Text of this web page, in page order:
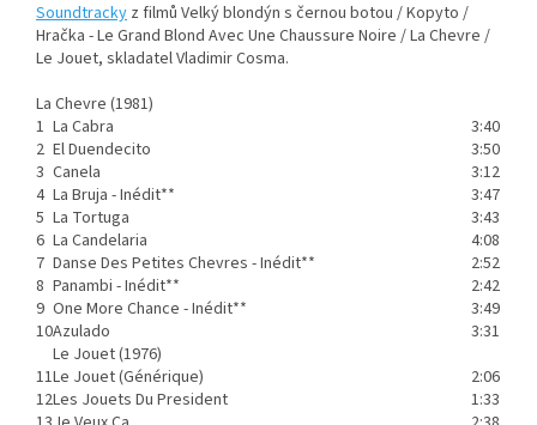
Soundtracky z filmů Velký blondýn s černou botou / Kopyto /
Hračka - Le Grand Blond Avec Une Chaussure Noire / La Chevre /
Le Jouet, skladatel Vladimir Cosma.
La Chevre (1981)
1 La Cabra
3:40
2 El Duendecito
3:50
3 Canela
3:12
4 La Bruja - Inédit**
3:47
5 La Tortuga
3:43
6 La Candelaria
4:08
7 Danse Des Petites Chevres - Inédit**
2:52
8 Panambi - Inédit**
2:42
9 One More Chance - Inédit**
3:49
10Azulado
3:31
Le Jouet (1976)
11Le Jouet (Générique)
2:06
12Les Jouets Du President
1:33